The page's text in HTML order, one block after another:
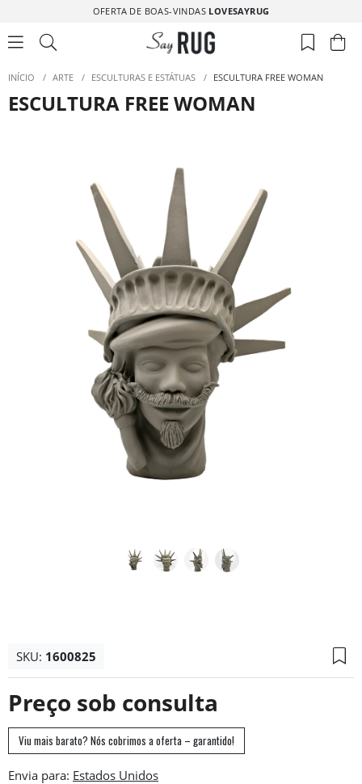
OFERTA DE BOAS-VINDAS LOVESAYRUG
INÍCIO / ARTE / ESCULTURAS E ESTÁTUAS / ESCULTURA FREE WOMAN
ESCULTURA FREE WOMAN
SKU: 1600825
Preço sob consulta
Viu mais barato? Nós cobrimos a oferta – garantido!
Envia para: